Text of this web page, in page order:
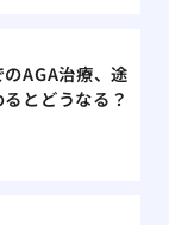
AGA治療、途
とどうなる？